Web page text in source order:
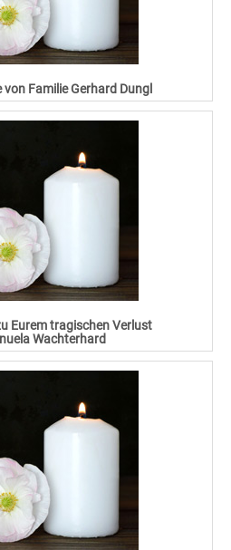
Familie Gerhard Dungl
Eurem tragischen Verlust
Wachterhard